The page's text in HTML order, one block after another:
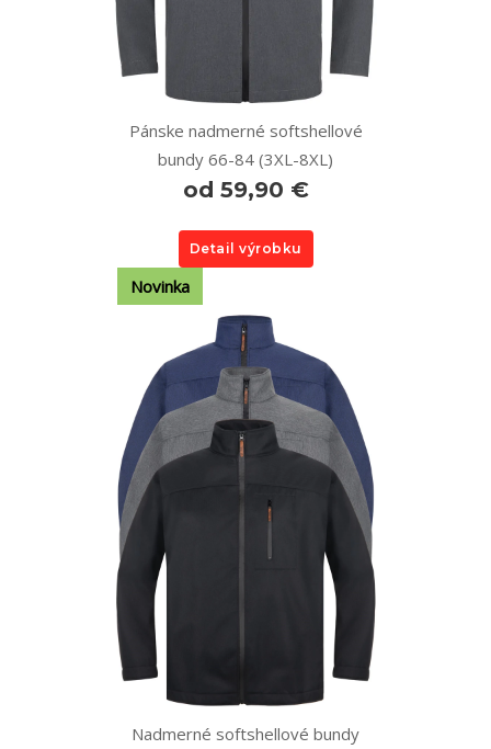
Pánske nadmerné softshellové
bundy 66-84 (3XL-8XL)
od 59,90 €
Detail výrobku
Novinka
Nadmerné softshellové bundy